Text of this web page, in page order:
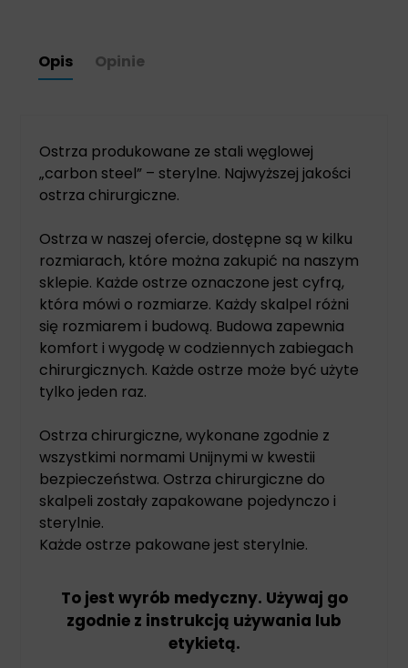
Opis Opinie
Ostrza produkowane ze stali węglowej
„carbon steel” – sterylne. Najwyższej jakości
ostrza chirurgiczne.
Ostrza w naszej ofercie, dostępne są w kilku
rozmiarach, które można zakupić na naszym
sklepie. Każde ostrze oznaczone jest cyfrą,
która mówi o rozmiarze. Każdy skalpel różni
się rozmiarem i budową. Budowa zapewnia
komfort i wygodę w codziennych zabiegach
chirurgicznych. Każde ostrze może być użyte
tylko jeden raz.
Ostrza chirurgiczne, wykonane zgodnie z
wszystkimi normami Unijnymi w kwestii
bezpieczeństwa. Ostrza chirurgiczne do
skalpeli zostały zapakowane pojedynczo i
sterylnie.
Każde ostrze pakowane jest sterylnie.
To jest wyrób medyczny. Używaj go
zgodnie z instrukcją używania lub
etykietą.